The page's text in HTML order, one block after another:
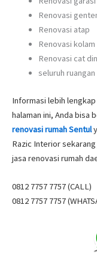
Renovasi
Renovasi atap
Renovasi
Renovasi cat
seluruh
Informasi lebih
halaman ini, Anda bisa
renovasi rumah Sentul
Razic Interior
jasa renovasi rumah
0812 7757 7757 (CALL)
0812 7757 7757